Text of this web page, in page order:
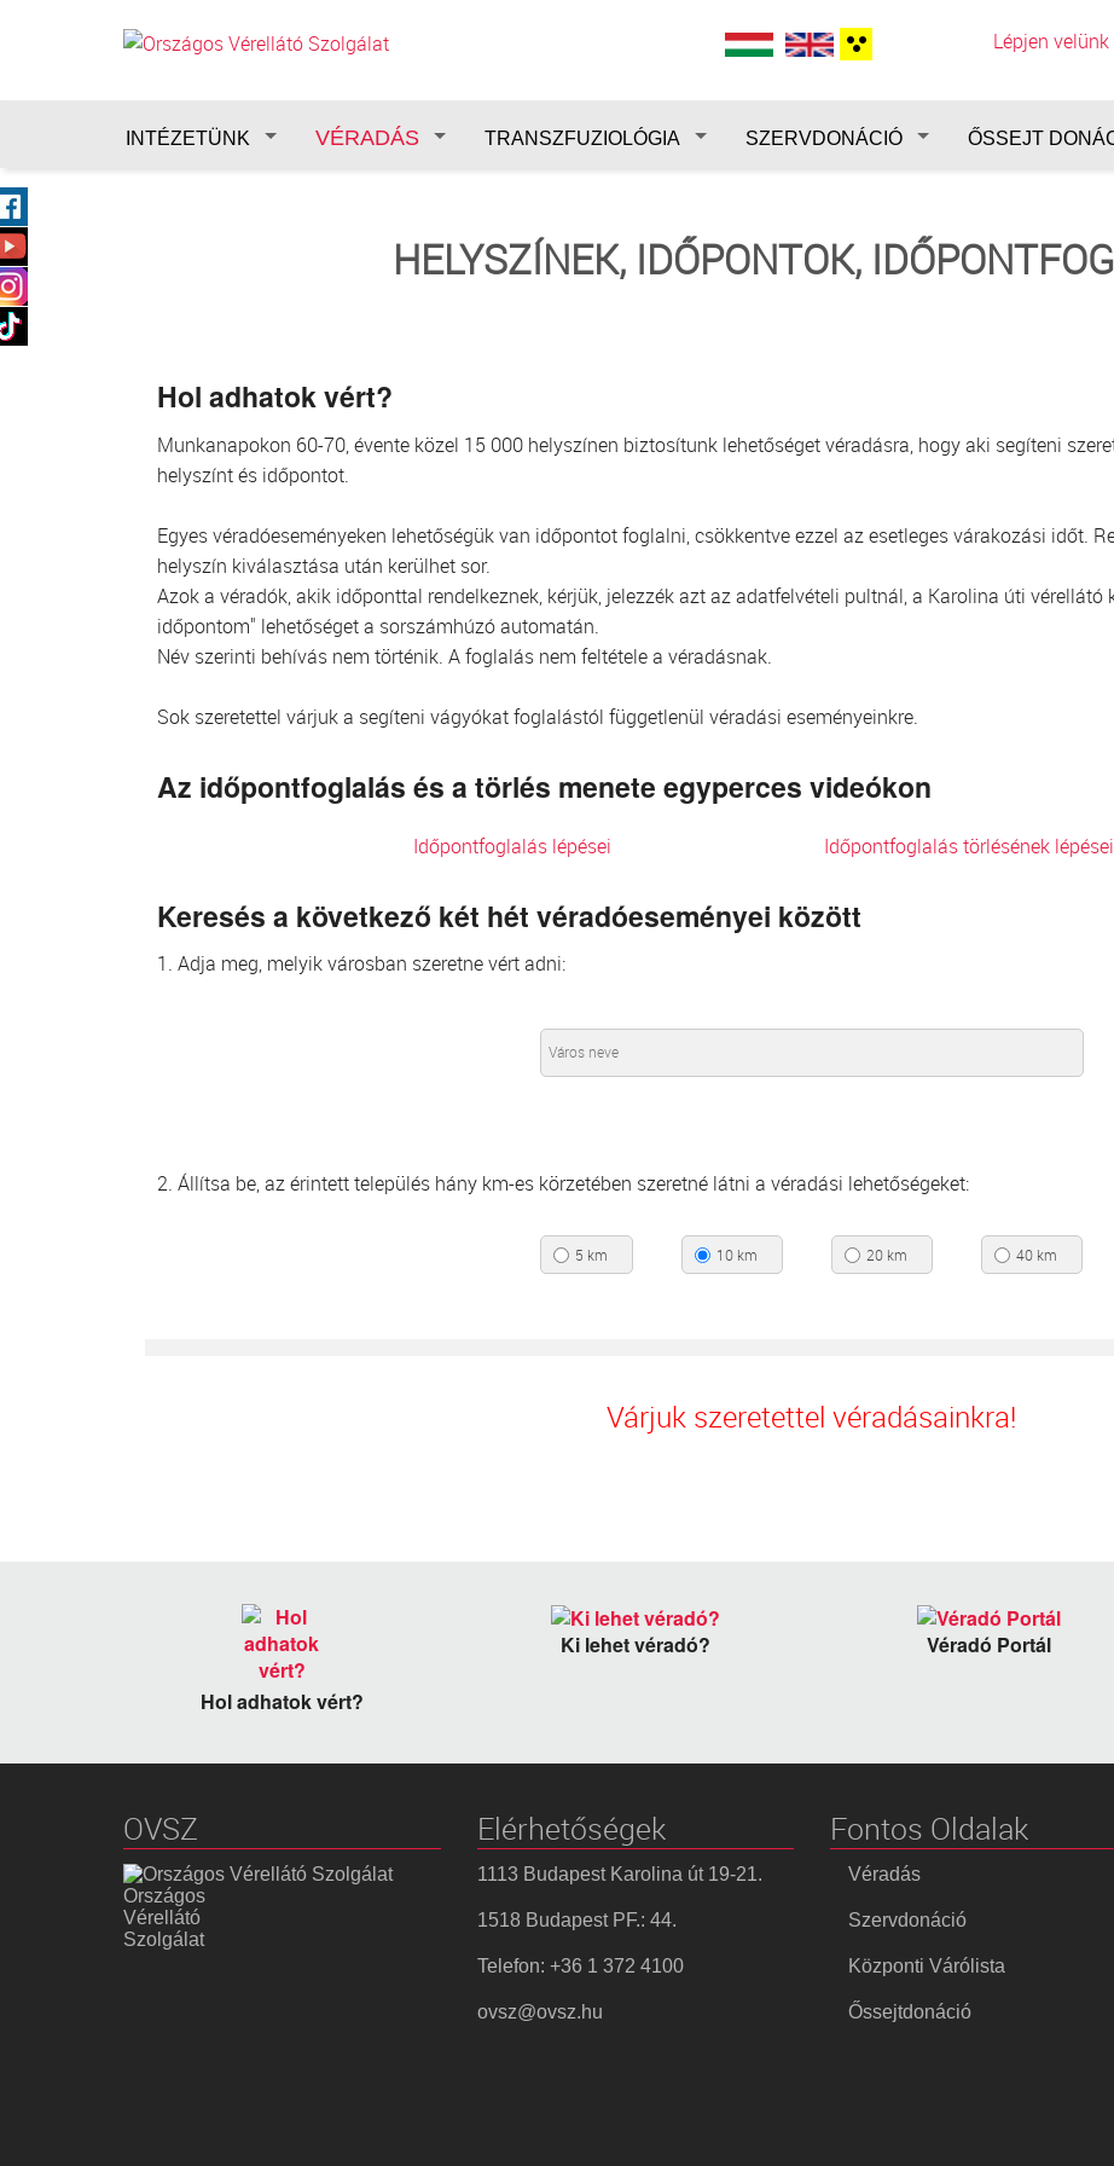
Lépjen
INTÉZETÜNK VÉRADÁS TRANSZFUZIOLÓGIA SZERVDONÁCIÓ ŐSSEJT
HELYSZÍNEK, IDŐPONTOK,
Hol adhatok vért?
Munkanapokon 60-70, évente közel 15 000 helyszínen biztosítunk lehetőséget véradásra, hogy aki segíteni
helyszínt és időpontot.
Egyes véradóeseményeken lehetőségük van időpontot foglalni, csökkentve ezzel az esetleges várakozási időt.
helyszín kiválasztása után kerülhet sor.
Azok a véradók, akik időponttal rendelkeznek, kérjük, jelezzék azt az adatfelvételi pultnál, a Karolina úti
időpontom" lehetőséget a sorszámhúzó automatán.
Név szerinti behívás nem történik. A foglalás nem feltétele a véradásnak.
Sok szeretettel várjuk a segíteni vágyókat foglalástól függetlenül véradási eseményeinkre.
Az időpontfoglalás és a törlés menete egyperces videókon
Időpontfoglalás lépései Időpontfoglalás törlésének lépései
Keresés a következő két hét véradóeseményei között
1. Adja meg, melyik városban szeretne vért adni:
2. Állítsa be, az érintett település hány km-es körzetében szeretné látni a véradási lehetőségeket:
5 km 10 km 20 km 40 km
Várjuk szeretettel véradásainkra!
Hol adhatok vért?
Ki lehet véradó? Véradó Portál
OVSZ
Országos
Vérellátó
Szolgálat
Elérhetőségek
1113 Budapest Karolina út 19-21.
1518 Budapest PF.: 44.
Telefon: +36 1 372 4100
ovsz@ovsz.hu
Fontos Oldalak
Véradás
Szervdonáció
Központi Várólista
Őssejtdonáció